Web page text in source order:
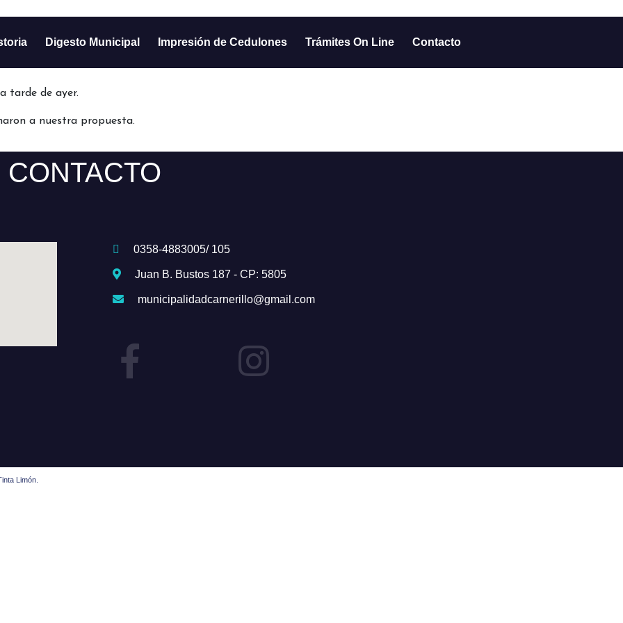
Digesto Municipal Impresión de Cedulones Trámites On Line Contacto
tarde de ayer.
a nuestra propuesta.
CONTACTO
0358-4883005/ 105
Juan B. Bustos 187 - CP: 5805
municipalidadcarnerillo@gmail.com
Limón.